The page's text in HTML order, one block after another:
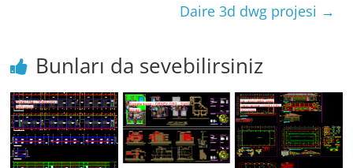
Daire 3d dwg projesi →
Bunları da sevebilirsiniz